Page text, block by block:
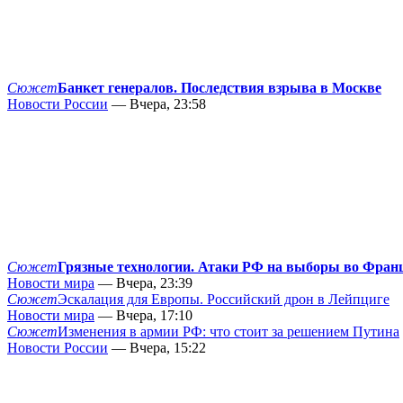
СюжетБанкет генералов. Последствия взрыва в Москве
Новости России — Вчера, 23:58
СюжетГрязные технологии. Атаки РФ на выборы во
Новости мира — Вчера, 23:39
СюжетЭскалация для Европы. Российский дрон в Лейпциге
Новости мира — Вчера, 17:10
СюжетИзменения в армии РФ: что стоит за решением Путина
Новости России — Вчера, 15:22